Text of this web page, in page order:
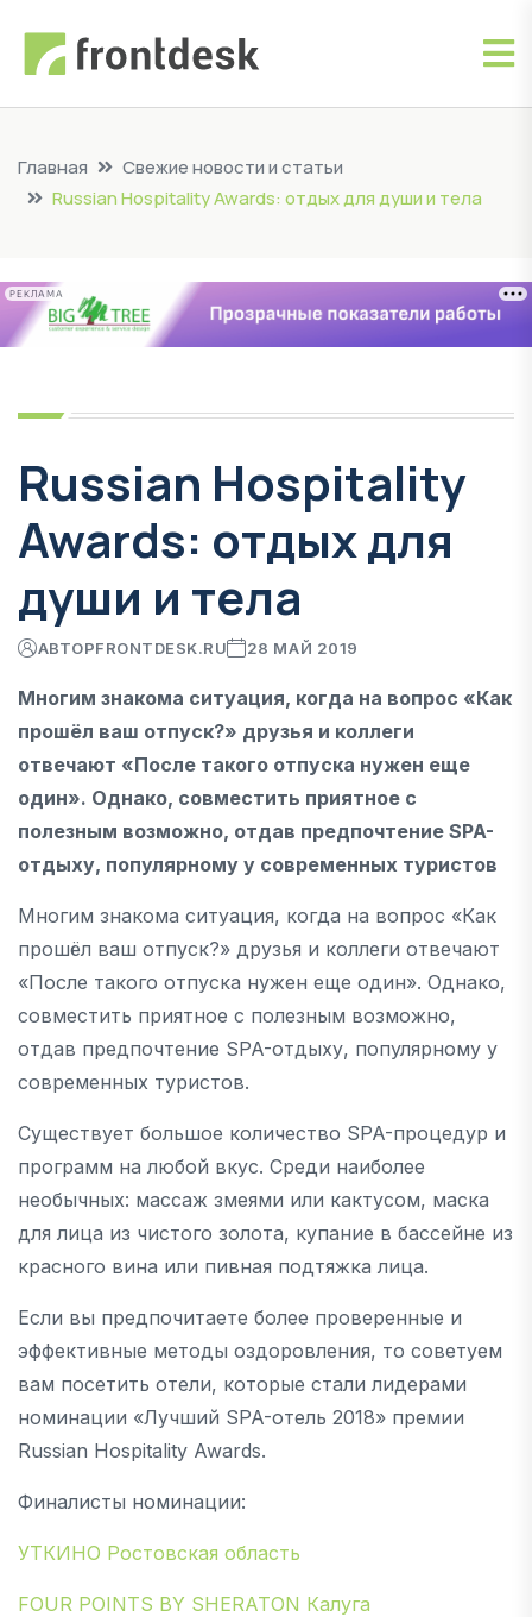
Главная
Свежие новости и статьи
Russian Hospitality Awards: отдых для души и тела
РЕКЛАМА
Russian Hospitality
Awards: отдых для
души и тела
АВТОРFRONTDESK.RU 28 МАЙ 2019
Многим знакома ситуация, когда на вопрос «Как
прошёл ваш отпуск?» друзья и коллеги
отвечают «После такого отпуска нужен еще
один». Однако, совместить приятное с
полезным возможно, отдав предпочтение SPA-
отдыху, популярному у современных туристов
Многим знакома ситуация, когда на вопрос «Как
прошёл ваш отпуск?» друзья и коллеги отвечают
«После такого отпуска нужен еще один». Однако,
совместить приятное с полезным возможно,
отдав предпочтение SPA-отдыху, популярному у
современных туристов.
Существует большое количество SPA-процедур и
программ на любой вкус. Среди наиболее
необычных: массаж змеями или кактусом, маска
для лица из чистого золота, купание в бассейне из
красного вина или пивная подтяжка лица.
Если вы предпочитаете более проверенные и
эффективные методы оздоровления, то советуем
вам посетить отели, которые стали лидерами
номинации «Лучший SPA-отель 2018» премии
Russian Hospitality Awards.
Финалисты номинации:
УТКИНО Ростовская область
FOUR POINTS BY SHERATON Калуга